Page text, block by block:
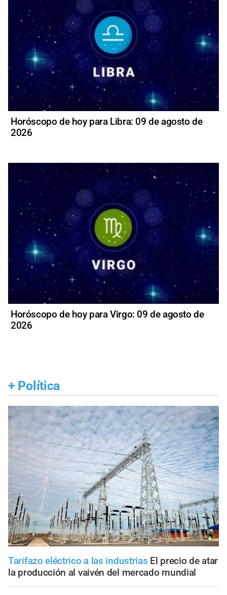
Horóscopo de hoy para Libra: 09 de agosto de
2026
Horóscopo de hoy para Virgo: 09 de agosto de
2026
+ Política
Tarifazo eléctrico a las industrias El precio de atar
la producción al vaivén del mercado mundial